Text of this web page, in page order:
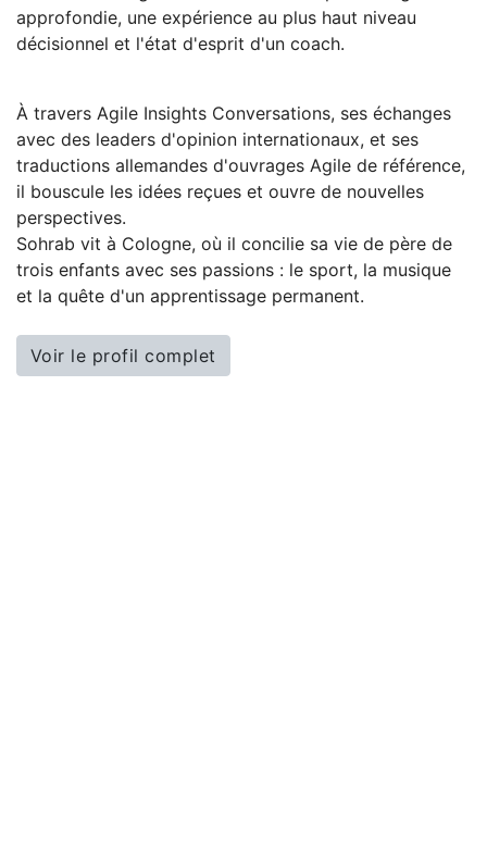
approfondie, une expérience au plus haut niveau
décisionnel et l'état d'esprit d'un coach.
À travers Agile Insights Conversations, ses échanges
avec des leaders d'opinion internationaux, et ses
traductions allemandes d'ouvrages Agile de référence,
il bouscule les idées reçues et ouvre de nouvelles
perspectives.
Sohrab vit à Cologne, où il concilie sa vie de père de
trois enfants avec ses passions : le sport, la musique
et la quête d'un apprentissage permanent.
Voir le profil complet